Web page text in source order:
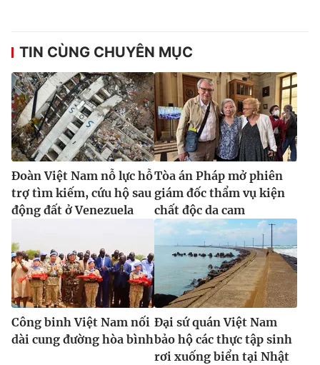
TIN CÙNG CHUYÊN MỤC
Đoàn Việt Nam nỗ lực hỗ
trợ tìm kiếm, cứu hộ sau
động đất ở Venezuela
Tòa án Pháp mở phiên
giám đốc thẩm vụ kiện
chất độc da cam
Công binh Việt Nam nối
dài cung đường hòa bình
Đại sứ quán Việt Nam
bảo hộ các thực tập sinh
rơi xuống biển tại Nhật